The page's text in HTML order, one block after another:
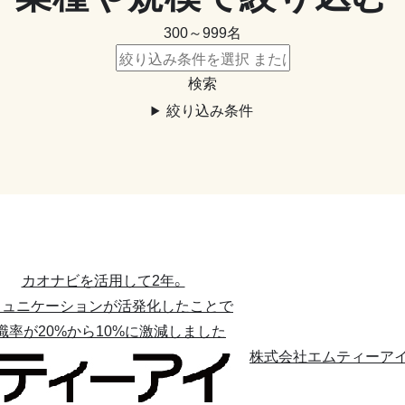
300～999名
検索
絞り込み条件
カオナビを活用して2年。
ニケーションが活発化したことで
率が20%から10%に激減しました
株式会社エムティーア